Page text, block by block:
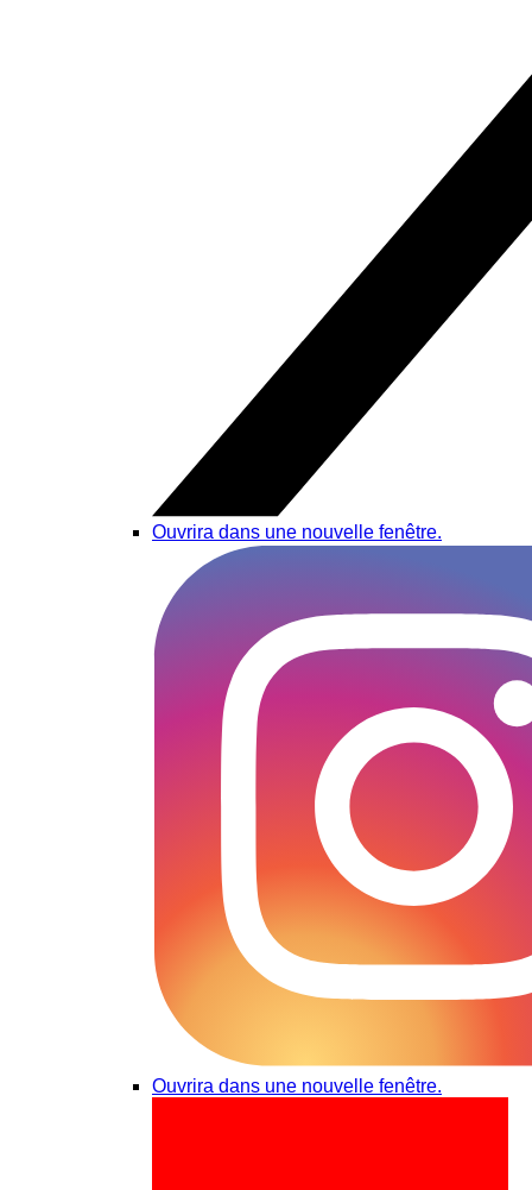
Ouvrira dans une nouvelle fenêtre.
Ouvrira dans une nouvelle fenêtre.